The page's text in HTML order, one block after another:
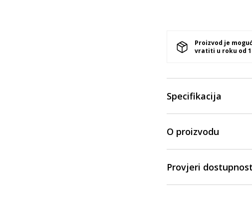
Proizvod je
vratiti u roku od
Specifikacija
O proizvodu
Provjeri